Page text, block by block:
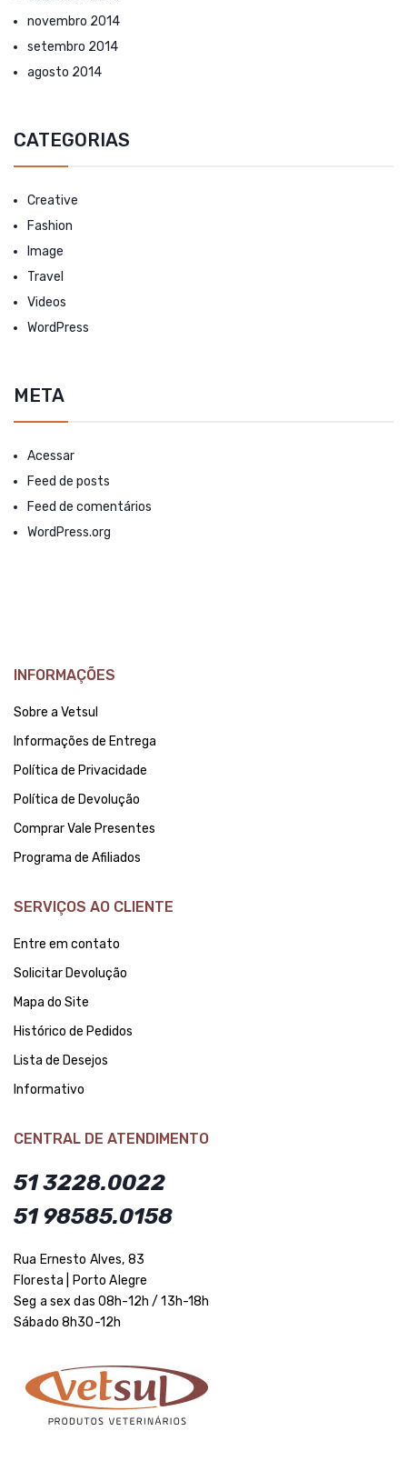
novembro 2014
setembro 2014
agosto 2014
CATEGORIAS
Creative
Fashion
Image
Travel
Videos
WordPress
META
Acessar
Feed de posts
Feed de comentários
WordPress.org
INFORMAÇÕES
Sobre a Vetsul
Informações de Entrega
Política de Privacidade
Política de Devolução
Comprar Vale Presentes
Programa de Afiliados
SERVIÇOS AO CLIENTE
Entre em contato
Solicitar Devolução
Mapa do Site
Histórico de Pedidos
Lista de Desejos
Informativo
CENTRAL DE ATENDIMENTO
51 3228.0022
51 98585.0158
Rua Ernesto Alves, 83
Floresta | Porto Alegre
Seg a sex das 08h-12h / 13h-18h
Sábado 8h30-12h